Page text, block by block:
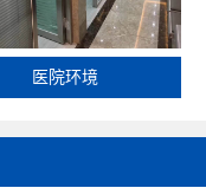
医院环境